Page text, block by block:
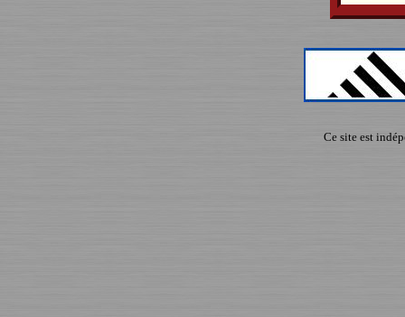
Ce site est